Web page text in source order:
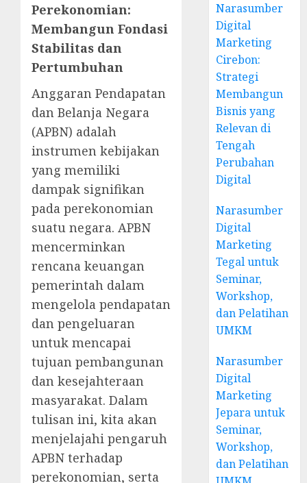
Perekonomian:
Membangun Fondasi
Stabilitas dan
Pertumbuhan
Anggaran Pendapatan
dan Belanja Negara
(APBN) adalah
instrumen kebijakan
yang memiliki
dampak signifikan
pada perekonomian
suatu negara. APBN
mencerminkan
rencana keuangan
pemerintah dalam
mengelola pendapatan
dan pengeluaran
untuk mencapai
tujuan pembangunan
dan kesejahteraan
masyarakat. Dalam
tulisan ini, kita akan
menjelajahi pengaruh
APBN terhadap
perekonomian, serta
Narasumber
Digital
Marketing
Cirebon:
Strategi
Membangun
Bisnis yang
Relevan di
Tengah
Perubahan
Digital
Narasumber
Digital
Marketing
Tegal untuk
Seminar,
Workshop,
dan Pelatihan
UMKM
Narasumber
Digital
Marketing
Jepara untuk
Seminar,
Workshop,
dan Pelatihan